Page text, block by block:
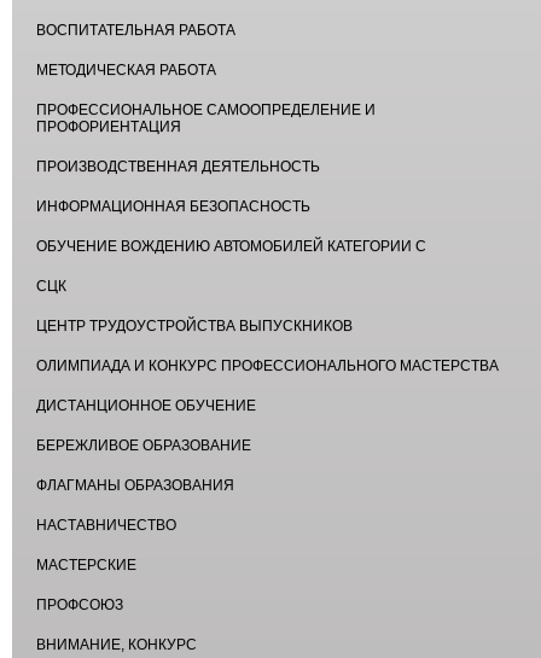
ВОСПИТАТЕЛЬНАЯ РАБОТА
МЕТОДИЧЕСКАЯ РАБОТА
ПРОФЕССИОНАЛЬНОЕ САМООПРЕДЕЛЕНИЕ И
ПРОФОРИЕНТАЦИЯ
ПРОИЗВОДСТВЕННАЯ ДЕЯТЕЛЬНОСТЬ
ИНФОРМАЦИОННАЯ БЕЗОПАСНОСТЬ
ОБУЧЕНИЕ ВОЖДЕНИЮ АВТОМОБИЛЕЙ КАТЕГОРИИ С
СЦК
ЦЕНТР ТРУДОУСТРОЙСТВА ВЫПУСКНИКОВ
ОЛИМПИАДА И КОНКУРС ПРОФЕССИОНАЛЬНОГО МАСТЕРСТВА
ДИСТАНЦИОННОЕ ОБУЧЕНИЕ
БЕРЕЖЛИВОЕ ОБРАЗОВАНИЕ
ФЛАГМАНЫ ОБРАЗОВАНИЯ
НАСТАВНИЧЕСТВО
МАСТЕРСКИЕ
ПРОФСОЮЗ
ВНИМАНИЕ, КОНКУРС